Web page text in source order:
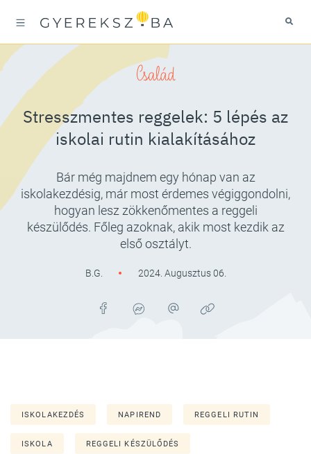
Család
Stresszmentes reggelek: 5 lépés az
iskolai rutin kialakításához
Bár még majdnem egy hónap van az
iskolakezdésig, már most érdemes végiggondolni,
hogyan lesz zökkenőmentes a reggeli
készülődés. Főleg azoknak, akik most kezdik az
első osztályt.
B.G. 2024. Augusztus 06.
ISKOLAKEZDÉS NAPIREND REGGELI RUTIN
ISKOLA REGGELI KÉSZÜLŐDÉS